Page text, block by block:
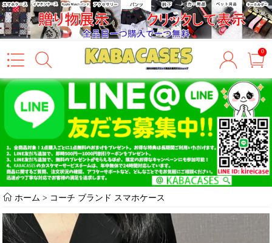
0
ホーム > コーチ ブランド スマホケース